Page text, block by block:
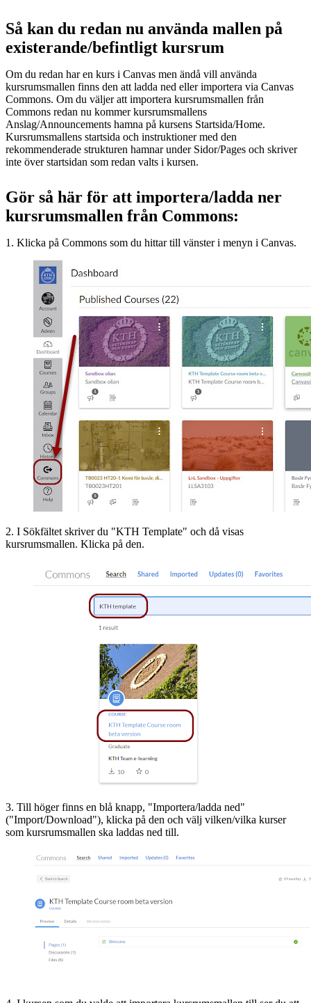
Så kan du redan nu använda mallen på
existerande/befintligt kursrum
Om du redan har en kurs i Canvas men ändå vill använda
kursrumsmallen finns den att ladda ned eller importera via Canvas
Commons. Om du väljer att importera kursrumsmallen från
Commons redan nu kommer kursrumsmallens
Anslag/Announcements hamna på kursens Startsida/Home.
Kursrumsmallens startsida och instruktioner med den
rekommenderade strukturen hamnar under Sidor/Pages och skriver
inte över startsidan som redan valts i kursen.
Gör så här för att importera/ladda ner
kursrumsmallen från Commons:
1. Klicka på Commons som du hittar till vänster i menyn i Canvas.
2. I Sökfältet skriver du "KTH Template" och då visas
kursrumsmallen. Klicka på den.
3. Till höger finns en blå knapp, "Importera/ladda ned"
("Import/Download"), klicka på den och välj vilken/vilka kurser
som kursrumsmallen ska laddas ned till.